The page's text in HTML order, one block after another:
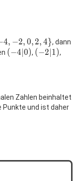
4, −2, 0,2, 4}, dann
(-4|0)
(−4 0), (-2|1)
(−2 1),
Zahlen beinhaltet
Punkte und ist daher